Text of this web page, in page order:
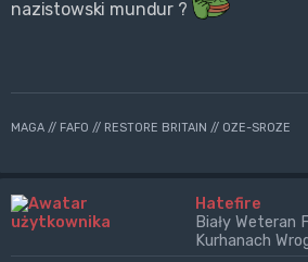
nazistowski mundur ?
MAGA // FAFO // RESTORE BRITAIN // OZE-SROZE
Hatefire
Biały Weteran
Kurhanach